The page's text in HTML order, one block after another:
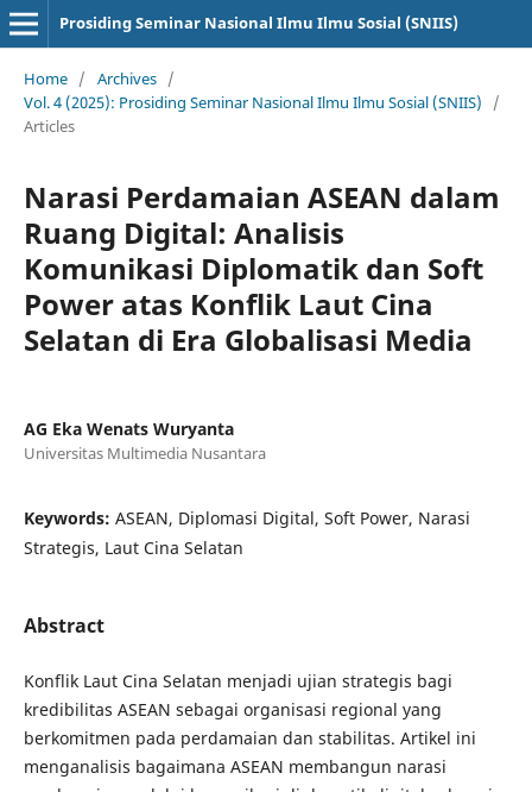
Prosiding Seminar Nasional Ilmu Ilmu Sosial (SNIIS)
Home / Archives /
Vol. 4 (2025): Prosiding Seminar Nasional Ilmu Ilmu Sosial (SNIIS)
/
Articles
Narasi Perdamaian ASEAN dalam
Ruang Digital: Analisis
Komunikasi Diplomatik dan Soft
Power atas Konflik Laut Cina
Selatan di Era Globalisasi Media
AG Eka Wenats Wuryanta
Universitas Multimedia Nusantara
Keywords: ASEAN, Diplomasi Digital, Soft Power, Narasi
Strategis, Laut Cina Selatan
Abstract
Konflik Laut Cina Selatan menjadi ujian strategis bagi
kredibilitas ASEAN sebagai organisasi regional yang
berkomitmen pada perdamaian dan stabilitas. Artikel ini
menganalisis bagaimana ASEAN membangun narasi